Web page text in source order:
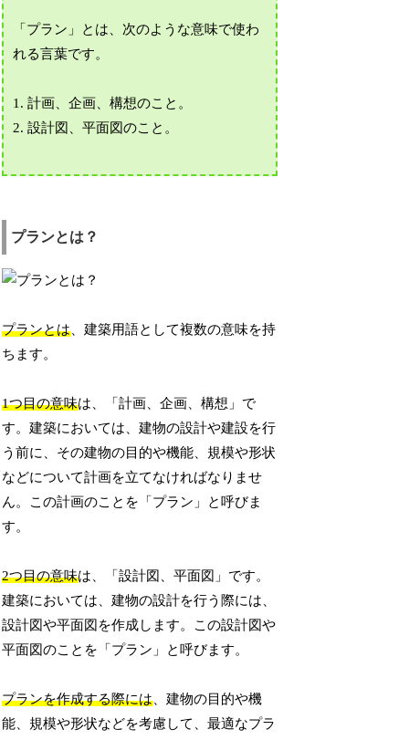
「プラン」とは、次のような意味で使わ
れる言葉です。
1. 計画、企画、構想のこと。
2. 設計図、平面図のこと。
プランとは？
プランとは、建築用語として複数の意味を持
ちます。
1つ目の意味は、「計画、企画、構想」で
す。建築においては、建物の設計や建設を行
う前に、その建物の目的や機能、規模や形状
などについて計画を立てなければなりませ
ん。この計画のことを「プラン」と呼びま
す。
2つ目の意味は、「設計図、平面図」です。
建築においては、建物の設計を行う際には、
設計図や平面図を作成します。この設計図や
平面図のことを「プラン」と呼びます。
プランを作成する際には、建物の目的や機
能、規模や形状などを考慮して、最適なプラ